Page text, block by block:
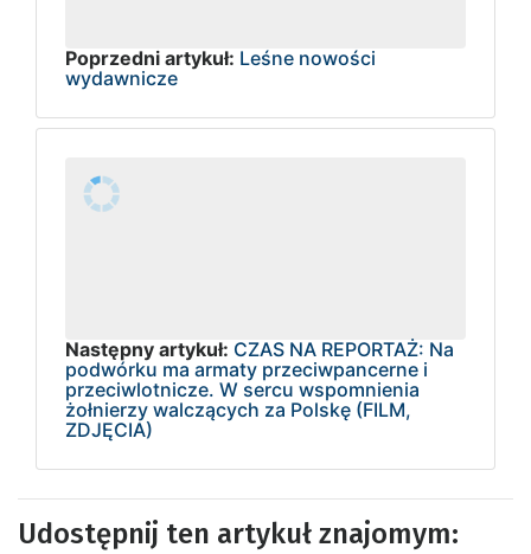
Poprzedni artykuł: Leśne nowości
wydawnicze
Następny artykuł: CZAS NA REPORTAŻ: Na
podwórku ma armaty przeciwpancerne i
przeciwlotnicze. W sercu wspomnienia
żołnierzy walczących za Polskę (FILM,
ZDJĘCIA)
Udostępnij ten artykuł znajomym: